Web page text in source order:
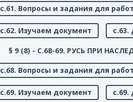
с.61. Вопросы и задания для
с.62. Изучаем документ
§ 9 (8) - C.68-69. РУСЬ ПРИ
с.68. Вопросы и задания для
с.69. Изучаем документ